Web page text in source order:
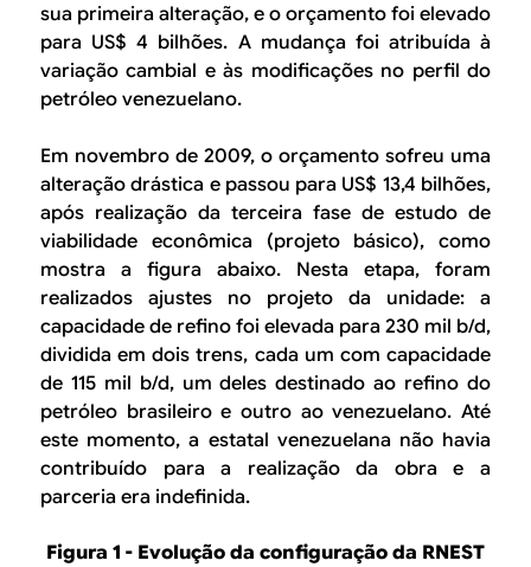
sua primeira alteração, e o orçamento foi elevado
para US$ 4 bilhões. A mudança foi atribuída à
variação cambial e às modificações no perfil do
petróleo venezuelano.
Em novembro de 2009, o orçamento sofreu uma
alteração drástica e passou para US$ 13,4 bilhões,
após realização da terceira fase de estudo de
viabilidade econômica (projeto básico), como
mostra a figura abaixo. Nesta etapa, foram
realizados ajustes no projeto da unidade: a
capacidade de refino foi elevada para 230 mil b/d,
dividida em dois trens, cada um com capacidade
de 115 mil b/d, um deles destinado ao refino do
petróleo brasileiro e outro ao venezuelano. Até
este momento, a estatal venezuelana não havia
contribuído para a realização da obra e a
parceria era indefinida.
Figura 1 - Evolução da configuração da RNEST